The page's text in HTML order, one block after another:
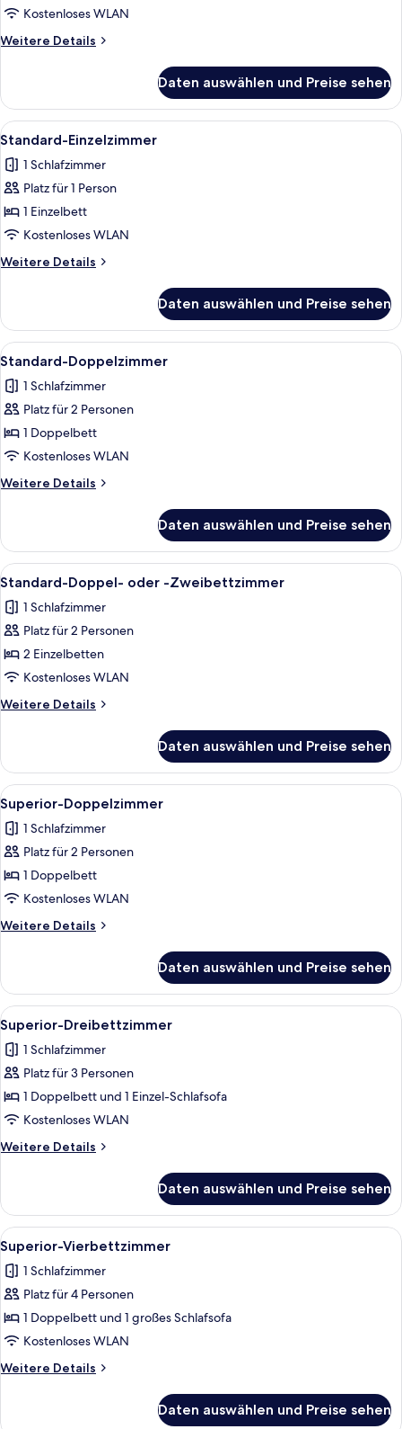
Kostenloses WLAN
Weitere Details
Weitere
Bergblick
Daten auswählen und Preise sehen
Alle
Fotos
für
Standard-
Einzelzimmer
anzeigen
Ein ordentlich eingerichtetes
3
Standard-Einzelzimmer
1 Schlafzimmer
Platz für 1 Person
1 Einzelbett
Kostenloses WLAN
Weitere Details
Weitere
Einzelzimmer
Daten auswählen und Preise sehen
Alle
Fotos
für
Standard-
Doppelzimmer
anzeigen
Ein Hotelzimmer mit einem großen
3
Standard-Doppelzimmer
1 Schlafzimmer
Platz für 2 Personen
1 Doppelbett
Kostenloses WLAN
Weitere Details
Weitere
Doppelzimmer
Daten auswählen und Preise sehen
Alle
Fotos
für
Standard-
Doppel-
oder
-
Zweibettzimmer
Ein Hotelzimmer mit zwei Betten,
6
Standard-Doppel- oder -Zweibettzimmer
1 Schlafzimmer
Platz für 2 Personen
2 Einzelbetten
Kostenloses WLAN
Weitere Details
Weitere
Doppel-
oder
-
Zweibettzimmer
Daten auswählen und Preise sehen
Alle
Fotos
für
Superior-
Doppelzimmer
anzeigen
Ein Hotelzimmer mit einem großen
6
Superior-Doppelzimmer
1 Schlafzimmer
Platz für 2 Personen
1 Doppelbett
Kostenloses WLAN
Weitere Details
Weitere
Doppelzimmer
Daten auswählen und Preise sehen
Alle
Fotos
für
Superior-
Dreibettzimmer
anzeigen
Superior-Dreibettzimmer |
7
Superior-Dreibettzimmer
1 Schlafzimmer
Platz für 3 Personen
1 Doppelbett und 1 Einzel-Schlafsofa
Kostenloses WLAN
Weitere Details
Weitere
Dreibettzimmer
Daten auswählen und Preise sehen
Alle
Fotos
für
Superior-
Vierbettzimmer
anzeigen
Superior-Vierbettzimmer |
8
Superior-Vierbettzimmer
1 Schlafzimmer
Platz für 4 Personen
1 Doppelbett und 1 großes Schlafsofa
Kostenloses WLAN
Weitere Details
Weitere
Daten auswählen und Preise sehen